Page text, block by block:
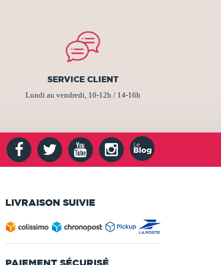
SERVICE CLIENT
Lundi au vendredi, 10-12h / 14-16h
LIVRAISON SUIVIE
PAIEMENT SÉCURISÉ